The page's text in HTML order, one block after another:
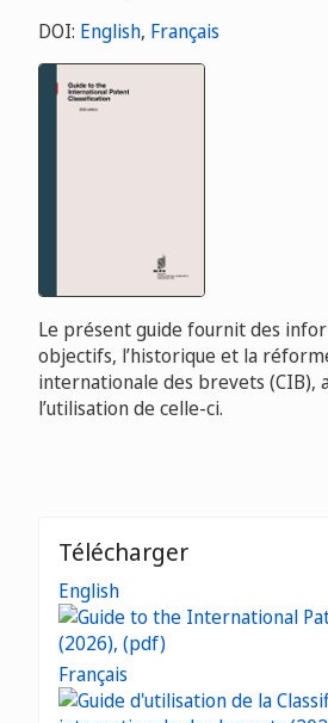
DOI: English, Français
Le présent guide fournit des
objectifs, l’historique et la
internationale des brevets (CIB),
l’utilisation de celle-ci.
Télécharger
English
Français